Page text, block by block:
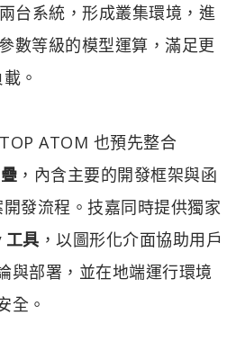
台系統，形成叢集環境，進
數等級的模型運算，滿足更
。
ATOM 也預先整合
，內含主要的開發框架與函
發流程。技嘉同時提供獨家
具 ，以圖形化介面協助用戶
與部署，並在地端運行環境
全。